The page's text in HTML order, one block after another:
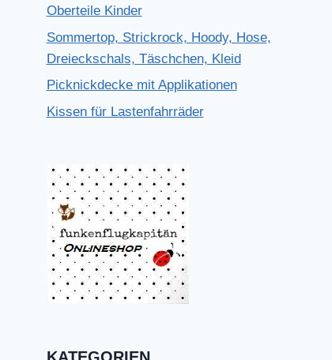
Oberteile Kinder
Sommertop, Strickrock, Hoody, Hose,
Dreieckschals, Täschchen, Kleid
Picknickdecke mit Applikationen
Kissen für Lastenfahrräder